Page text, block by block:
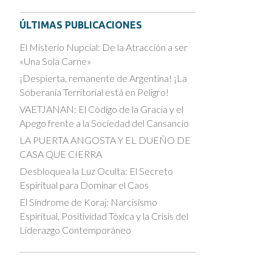
ÚLTIMAS PUBLICACIONES
El Misterio Nupcial: De la Atracción a ser
«Una Sola Carne»
¡Despierta, remanente de Argentina! ¡La
Soberanía Territorial está en Peligro!
VAETJANAN: El Código de la Gracia y el
Apego frente a la Sociedad del Cansancio
LA PUERTA ANGOSTA Y EL DUEÑO DE
CASA QUE CIERRA
Desbloquea la Luz Oculta: El Secreto
Espiritual para Dominar el Caos
El Síndrome de Koraj: Narcisismo
Espiritual, Positividad Tóxica y la Crisis del
Liderazgo Contemporáneo